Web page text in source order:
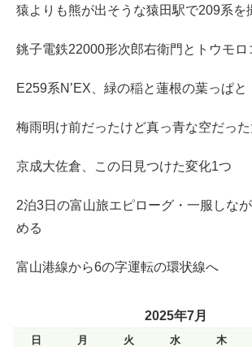
猿よりも熊が出そうな猿田駅で209系を
銚子電鉄22000形次郎右衛門とトウモロ
E259系N’EX、緑の稲と蓮根の葉っぱと
梅雨明け前だったけど真っ青な空だっ
京成大佐倉、この日見つけた変化1つ
2泊3日の富山旅エピローグ・一服しな
める
富山港線から6の字運転の環状線へ
2025年7月
日 月 火 水 木